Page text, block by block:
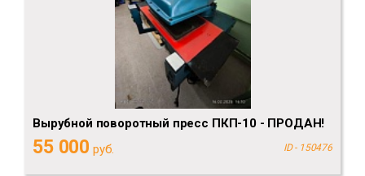
Вырубной поворотный пресс ПКП-10 - ПРОДАН!
55 000 руб. ID - 150476